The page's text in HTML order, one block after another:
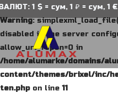
Warning:
disabled in the server
allow_url_fopen=0 in
/home/alumarke/domains/
content/themes/brixel/inc/
ten.php on line11
сум, 1 ₽ = сум, 1 € = сум